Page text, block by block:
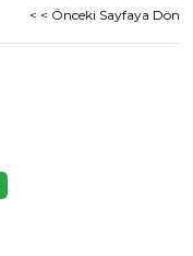
< < Önceki Sayfaya Dön